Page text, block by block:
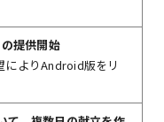
提供開始
によりAndroid版をリ